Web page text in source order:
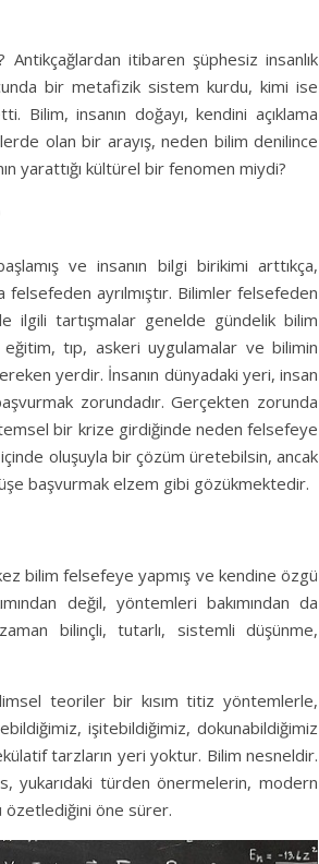
itibaren şüphesiz insanlık
bir metafizik sistem kurdu, kimi ise
insanın doğayı, kendini açıklama
olan bir arayış, neden bilim denilince
yarattığı kültürel bir fenomen miydi?
ve insanın bilgi birikimi arttıkça,
ayrılmıştır. Bilimler felsefeden
ilgili tartışmalar genelde gündelik bilim
tıp, askeri uygulamalar ve bilimin
yerdir. İnsanın dünyadaki yeri, insan
zorundadır. Gerçekten zorunda
bir krize girdiğinde neden felsefeye
oluşuyla bir çözüm üretebilsin, ancak
başvurmak elzem gibi gözükmektedir.
bilim felsefeye yapmış ve kendine özgü
değil, yöntemleri bakımından da
bilinçli, tutarlı, sistemli düşünme,
teoriler bir kısım titiz yöntemlerle,
işitebildiğimiz, dokunabildiğimiz
tarzların yeri yoktur. Bilim nesneldir.
yukarıdaki türden önermelerin, modern
özetlediğini öne sürer.